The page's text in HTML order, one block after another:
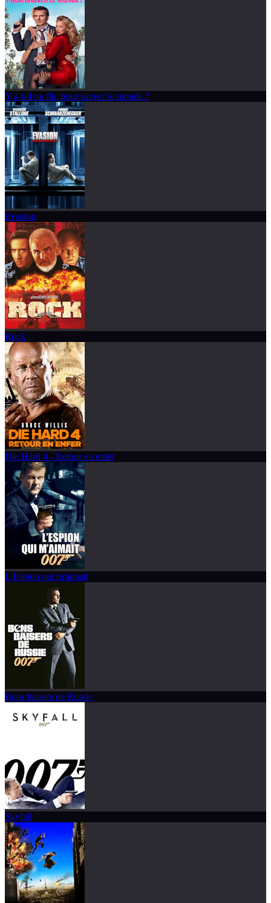
Y a-t-il un flic pour sauver le monde ?
Evasion
Rock
Die Hard 4 - Retour en enfer
L'Espion qui m'aimait
Bons baisers de Russie
Skyfall